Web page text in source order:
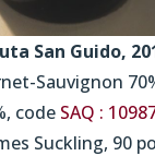
San Guido,
Sauvignon
code SAQ :
Suckling, 90